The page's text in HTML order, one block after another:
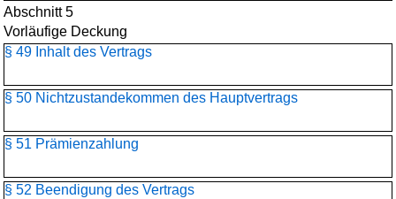
Abschnitt 5
Vorläufige Deckung
§ 49 Inhalt des Vertrags
§ 50 Nichtzustandekommen des Hauptvertrags
§ 51 Prämienzahlung
§ 52 Beendigung des Vertrags